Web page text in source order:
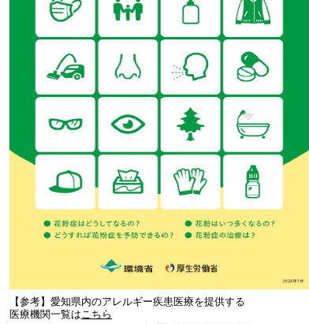
【参考】愛知県内のアレルギー疾患医療を提供する
医療機関一覧はこちら